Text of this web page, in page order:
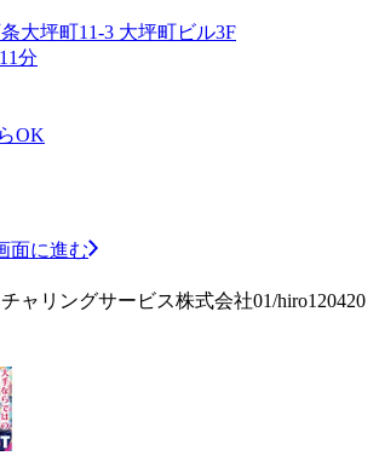
大坪町11-3 大坪町ビル3F
分
OK
面に進む
ャリングサービス株式会社01/hiro120420